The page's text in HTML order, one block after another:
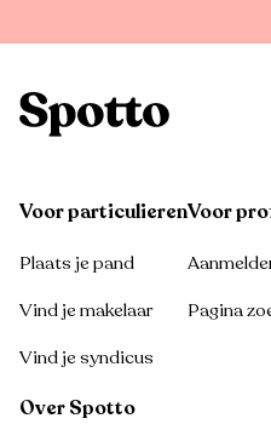
Voor particulieren
Plaats je pand
Vind je makelaar
Vind je syndicus
Voor
Pagina
Over Spotto